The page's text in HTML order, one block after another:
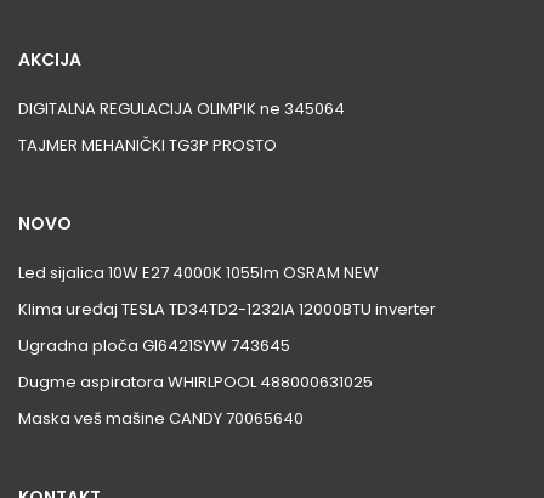
AKCIJA
DIGITALNA REGULACIJA OLIMPIK ne 345064
TAJMER MEHANIČKI TG3P PROSTO
NOVO
Led sijalica 10W E27 4000K 1055lm OSRAM NEW
Klima uređaj TESLA TD34TD2-1232IA 12000BTU inverter
Ugradna ploča GI6421SYW 743645
Dugme aspiratora WHIRLPOOL 488000631025
Maska veš mašine CANDY 70065640